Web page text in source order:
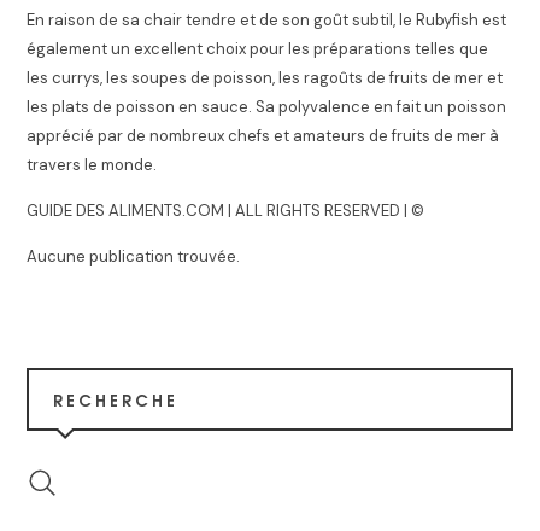
En raison de sa chair tendre et de son goût subtil, le Rubyfish est
également un excellent choix pour les préparations telles que
les currys, les soupes de poisson, les ragoûts de fruits de mer et
les plats de poisson en sauce. Sa polyvalence en fait un poisson
apprécié par de nombreux chefs et amateurs de fruits de mer à
travers le monde.
GUIDE DES ALIMENTS.COM | ALL RIGHTS RESERVED | ©
Aucune publication trouvée.
RECHERCHE